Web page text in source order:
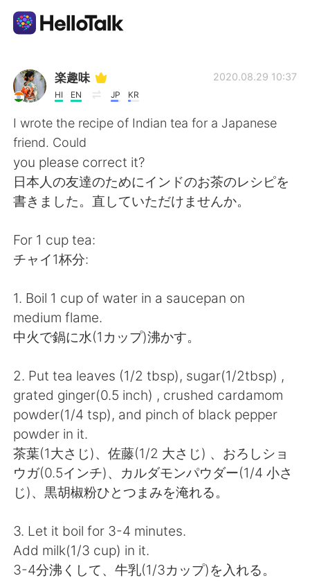
Aplikasi Pertukaran Bahasa
AI Grammar Checker
Indonesia
English 简体中文
繁體中文
Deutsch
ไทย Italiano
Türkçe Tiếng Việt
Português
楽趣味
HI EN JP KR
2020.08.29 10:37
I wrote the recipe of Indian tea for a Japanese
friend. Could
you please correct it?
日本人の友達のためにインドのお茶のレシピを
書きました。直していただけませんか。
For 1 cup tea:
チャイ1杯分:
1. Boil 1 cup of water in a saucepan on
medium flame.
中火で鍋に水(1カップ)沸かす。
2. Put tea leaves (1/2 tbsp), sugar(1/2tbsp) ,
grated ginger(0.5 inch) , crushed cardamom
powder(1/4 tsp), and pinch of black pepper
powder in it.
茶葉(1大さじ)、佐藤(1/2 大さじ) 、おろしショ
ウガ(0.5インチ)、カルダモンパウダー(1/4 小さ
じ)、黒胡椒粉ひとつまみを淹れる。
3. Let it boil for 3-4 minutes.
Add milk(1/3 cup) in it.
3-4分沸くして、牛乳(1/3カップ)を入れる。